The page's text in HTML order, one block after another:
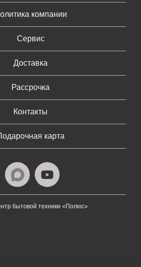
компании
Сервис
Доставка
Рассрочка
Контакты
карта
бытовой техники «Полюс»